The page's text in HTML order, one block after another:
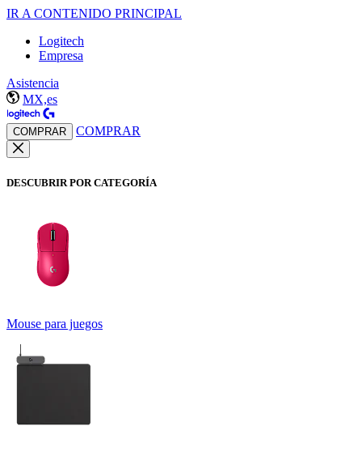
IR A CONTENIDO PRINCIPAL
Logitech
Empresa
Asistencia
MX,es
COMPRAR COMPRAR
DESCUBRIR POR CATEGORÍA
Mouse para juegos